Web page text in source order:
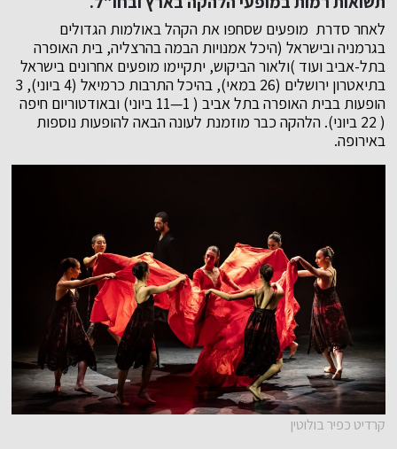
לאחר סדרת מופעים שסחפו את הקהל באולמות הגדולים
בגרמניה ובישראל (היכל אמנויות הבמה בהרצליה, בית האופרה
בתל-אביב ועוד )ולאור הביקוש, יתקיימו מופעים אחרונים בישראל
בתיאטרון ירושלים (26 במאי), בהיכל התרבות כרמיאל (4 ביוני), 3
הופעות בבית האופרה בתל אביב ( 1—11 ביוני) ובאודטוריום חיפה
( 22 ביוני). הלהקה כבר מוזמנת לעונה הבאה להופעות נוספות
באירופה.
קרדיט כפיר בולוטין